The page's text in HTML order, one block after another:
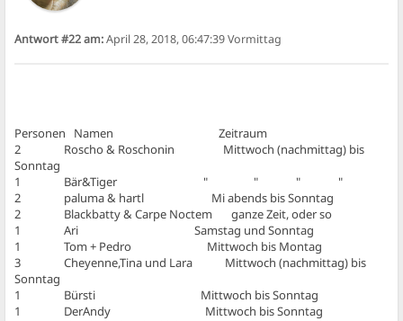
Antwort #22 am:April 28, 2018, 06:47:39 Vormittag
Personen Namen Zeitraum
2 Roscho & Roschonin Mittwoch (nachmittag) bis
Sonntag
1 Bär&Tiger " " " "
2 paluma & hartl Mi abends bis Sonntag
2 Blackbatty & Carpe Noctem ganze Zeit, oder so
1 Ari Samstag und Sonntag
1 Tom + Pedro Mittwoch bis Montag
3 Cheyenne,Tina und Lara Mittwoch (nachmittag) bis
Sonntag
1 Bürsti Mittwoch bis Sonntag
1 DerAndy Mittwoch bis Sonntag